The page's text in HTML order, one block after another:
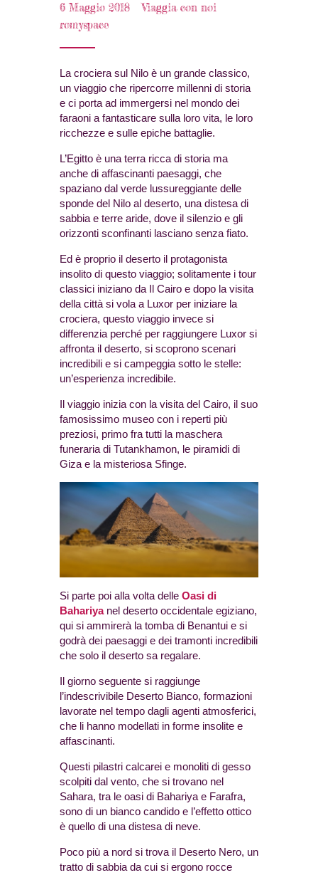
6 Maggio 2018
Viaggia con noi
romyspace
La crociera sul Nilo è un grande classico,
un viaggio che ripercorre millenni di storia
e ci porta ad immergersi nel mondo dei
faraoni a fantasticare sulla loro vita, le loro
ricchezze e sulle epiche battaglie.
L’Egitto è una terra ricca di storia ma
anche di affascinanti paesaggi, che
spaziano dal verde lussureggiante delle
sponde del Nilo al deserto, una distesa di
sabbia e terre aride, dove il silenzio e gli
orizzonti sconfinanti lasciano senza fiato.
Ed è proprio il deserto il protagonista
insolito di questo viaggio; solitamente i tour
classici iniziano da Il Cairo e dopo la visita
della città si vola a Luxor per iniziare la
crociera, questo viaggio invece si
differenzia perché per raggiungere Luxor si
affronta il deserto, si scoprono scenari
incredibili e si campeggia sotto le stelle:
un’esperienza incredibile.
Il viaggio inizia con la visita del Cairo, il suo
famosissimo museo con i reperti più
preziosi, primo fra tutti la maschera
funeraria di Tutankhamon, le piramidi di
Giza e la misteriosa Sfinge.
Si parte poi alla volta delle Oasi di
Bahariya nel deserto occidentale egiziano,
qui si ammirerà la tomba di Benantui e si
godrà dei paesaggi e dei tramonti incredibili
che solo il deserto sa regalare.
Il giorno seguente si raggiunge
l’indescrivibile Deserto Bianco, formazioni
lavorate nel tempo dagli agenti atmosferici,
che li hanno modellati in forme insolite e
affascinanti.
Questi pilastri calcarei e monoliti di gesso
scolpiti dal vento, che si trovano nel
Sahara, tra le oasi di Bahariya e Farafra,
sono di un bianco candido e l’effetto ottico
è quello di una distesa di neve.
Poco più a nord si trova il Deserto Nero, un
tratto di sabbia da cui si ergono rocce